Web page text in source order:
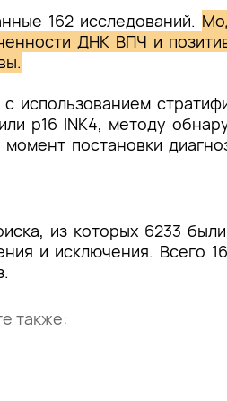
162 исследований.
ДНК ВПЧ и
использованием
p16 INK4, методу
постановки
из которых 6233
и исключения. Всего
также: